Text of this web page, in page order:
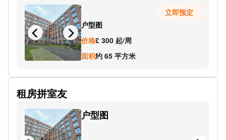
Navigation Street
Granville St
Cross Country Trains
SUBWAY
Birmingham New Street Station
SUBWAY
伯明翰新街
户型图
价格£ 300 起/周
面积约 65 平方米
立即预定
租房拼室友
户型图